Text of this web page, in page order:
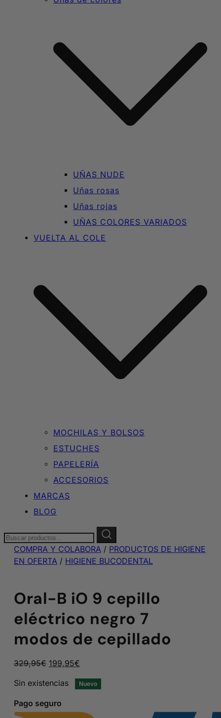
UÑAS NUDE
Uñas rosas
Uñas rojas
UÑAS COLORES VARIADOS
VUELTA AL COLE
MOCHILAS Y BOLSOS
ESTUCHES
PAPELERÍA
ACCESORIOS
MARCAS
BLOG
Buscar:
COMPRA Y COLABORA / PRODUCTOS DE HIGIENE
EN OFERTA / HIGIENE BUCODENTAL
Oral-B iO 9 cepillo
eléctrico negro 7
modos de cepillado
329,95€ El
original
329,95€.
199,95€
actual
199,95€.
Sin existencias Nuevo
Pago seguro